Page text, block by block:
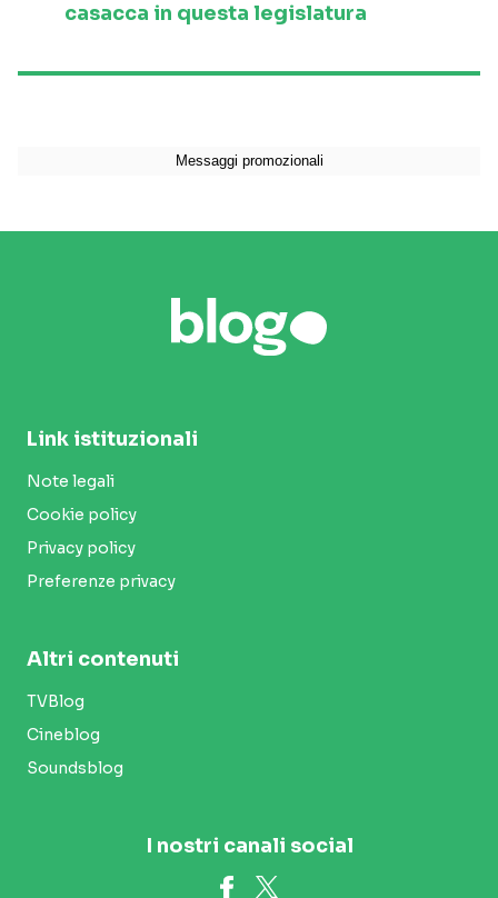
casacca in questa legislatura
Link istituzionali
Note legali
Cookie policy
Privacy policy
Preferenze privacy
Altri contenuti
TVBlog
Cineblog
Soundsblog
I nostri canali social